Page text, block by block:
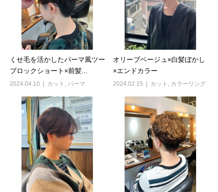
くせ毛を活かしたパーマ風ツー
ブロックショート×前髪...
2024.04.10 カット , パーマ
オリーブベージュ×白髪ぼかし
×エンドカラー
2024.02.15 カット , カラーリング